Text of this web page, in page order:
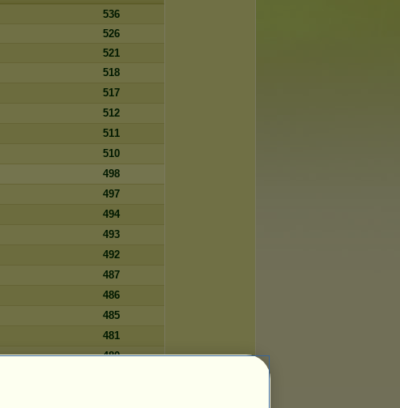
536
526
521
518
517
512
511
510
498
497
494
493
492
487
486
485
481
480